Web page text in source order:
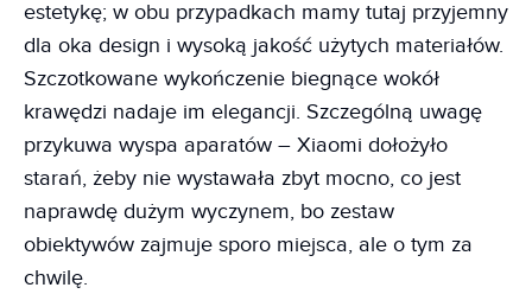
estetykę; w obu przypadkach mamy tutaj przyjemny
dla oka design i wysoką jakość użytych materiałów.
Szczotkowane wykończenie biegnące wokół
krawędzi nadaje im elegancji. Szczególną uwagę
przykuwa wyspa aparatów – Xiaomi dołożyło
starań, żeby nie wystawała zbyt mocno, co jest
naprawdę dużym wyczynem, bo zestaw
obiektywów zajmuje sporo miejsca, ale o tym za
chwilę.